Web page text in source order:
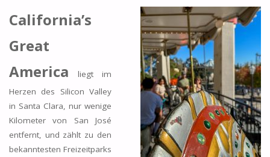
California’s
Great
Americaliegt im
Herzen des Silicon Valley
in Santa Clara, nur wenige
Kilometer von San José
entfernt, und zählt zu den
bekanntesten Freizeitparks